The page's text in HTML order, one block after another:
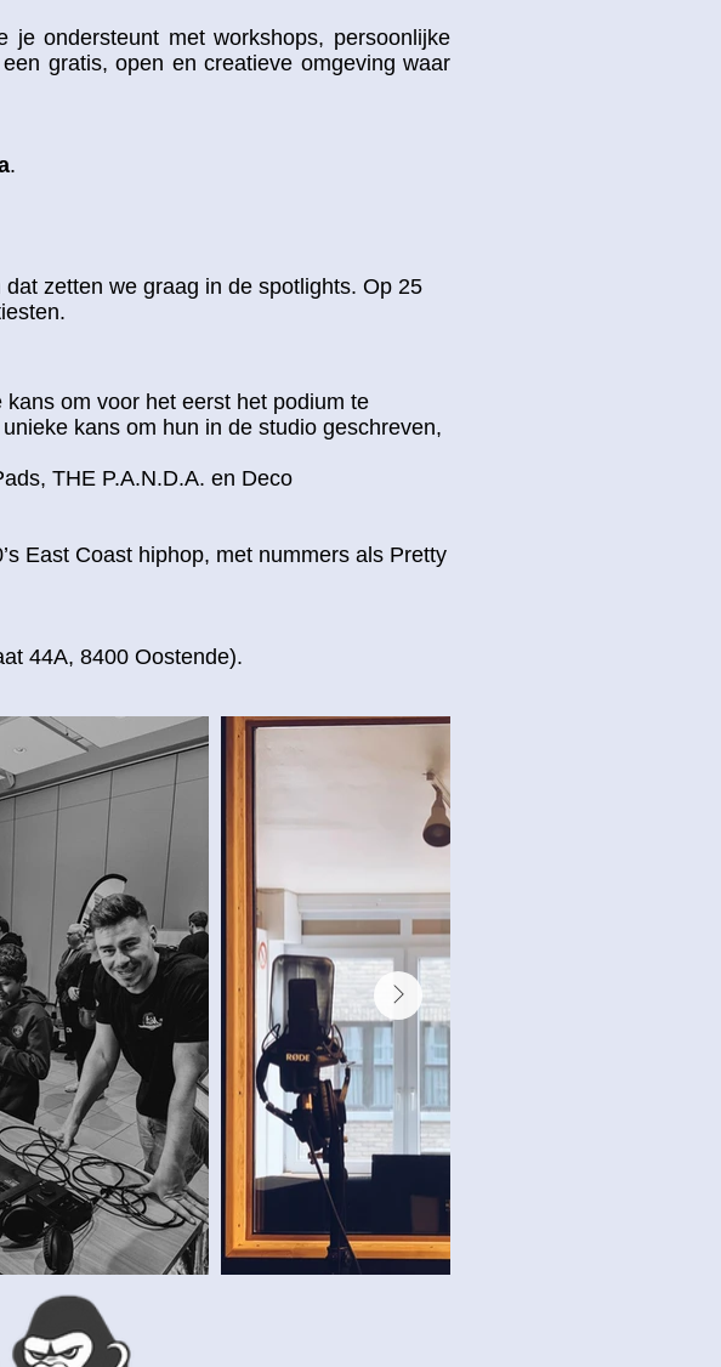
ondersteunt met workshops, persoonlijke
gratis, open en creatieve omgeving waar
.
zetten we graag in de spotlights. Op 25
om voor het eerst het podium te
kans om hun in de studio geschreven,
THE P.A.N.D.A. en Deco
East Coast hiphop, met nummers als Pretty
44A, 8400 Oostende).